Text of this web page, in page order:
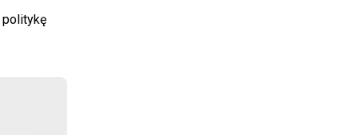
politykę